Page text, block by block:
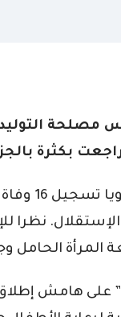
بكثرة
نظرا
المرأة الحامل
على هامش